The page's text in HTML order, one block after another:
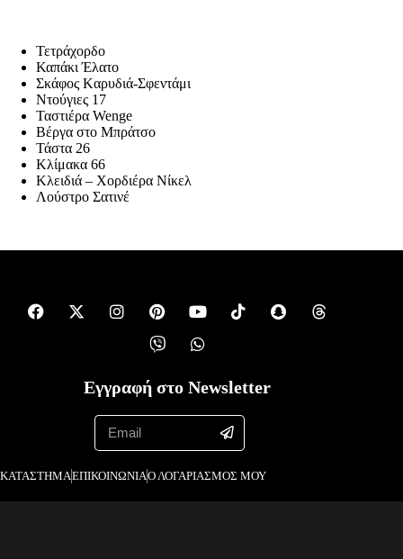
Τετράχορδο
Καπάκι Έλατο
Σκάφος Kαρυδιά-Σφεντάμι
Ντούγιες 17
Ταστιέρα Wenge
Βέργα στο Μπράτσο
Τάστα 26
Κλίμακα 66
Κλειδιά – Χορδιέρα Νίκελ
Λούστρο Σατινέ
Εγγραφή στο Newsletter
ΚΑΤΑΣΤΗΜΑΕΠΙΚΟΙΝΩΝΙΑΟ ΛΟΓΑΡΙΑΣΜΟΣ ΜΟΥ